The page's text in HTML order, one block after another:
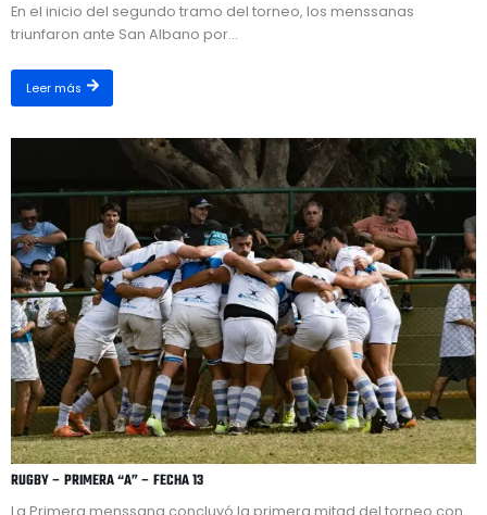
En el inicio del segundo tramo del torneo, los menssanas
triunfaron ante San Albano por...
Leer más
RUGBY – PRIMERA “A” – FECHA 13
La Primera menssana concluyó la primera mitad del torneo con